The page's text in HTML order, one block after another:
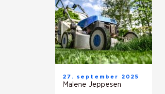
27. september 2025
Malene Jeppesen